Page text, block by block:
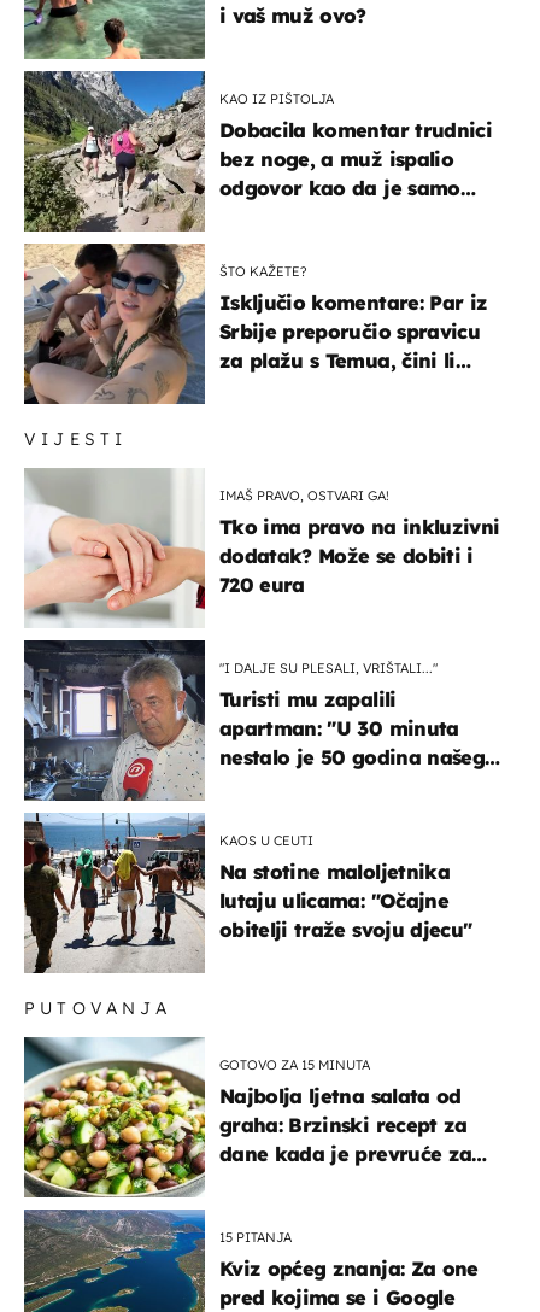
VIJESTI
IMAŠ PRAVO, OSTVARI GA!
Tko ima pravo na inkluzivni
dodatak? Može se dobiti i
720 eura
"I DALJE SU PLESALI, VRIŠTALI..."
Turisti mu zapalili
apartman: "U 30 minuta
nestalo je 50 godina našeg
KAOS U CEUTI
Na stotine maloljetnika
lutaju ulicama: "Očajne
obitelji traže svoju djecu"
i vaš muž ovo?
KAO IZ PIŠTOLJA
Dobacila komentar trudnici
bez noge, a muž ispalio
odgovor kao da je samo
ŠTO KAŽETE?
Isključio komentare: Par iz
Srbije preporučio spravicu
za plažu s Temua, čini li
PUTOVANJA
GOTOVO ZA 15 MINUTA
Najbolja ljetna salata od
graha: Brzinski recept za
dane kada je prevruće za
15 PITANJA
Kviz općeg znanja: Za one
pred kojima se i Google